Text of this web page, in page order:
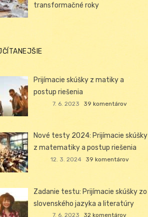
transformačné roky
Prijímacie skúšky z matiky a
postup riešenia
7. 6. 2023 39 komentárov
Nové testy 2024: Prijímacie skúšky
z matematiky a postup riešenia
12. 3. 2024 39 komentárov
Zadanie testu: Prijímacie skúšky zo
slovenského jazyka a literatúry
7. 6. 2023 32 komentárov